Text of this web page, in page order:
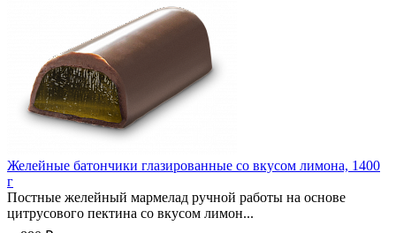
Желейные батончики глазированные со вкусом лимона, 1400
г
Постные желейный мармелад ручной работы на основе
цитрусового пектина со вкусом лимон...